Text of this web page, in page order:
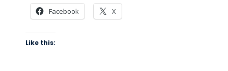
Facebook X
Like this: